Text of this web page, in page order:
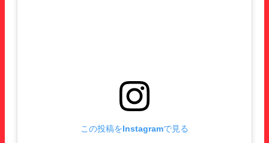
この投稿をInstagramで見る